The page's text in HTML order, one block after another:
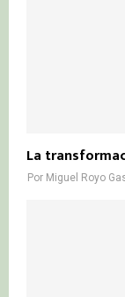
La
Por Miguel Royo